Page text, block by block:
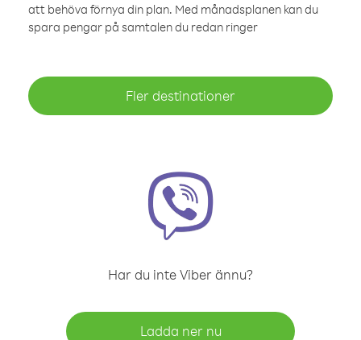
att behöva förnya din plan. Med månadsplanen kan du
spara pengar på samtalen du redan ringer
Fler destinationer
Har du inte Viber ännu?
Ladda ner nu